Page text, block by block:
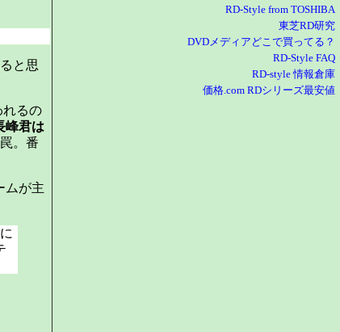
と思
れるの
峰君は
。番
ムが主
RD-Style from TOSHIBA
東芝RD研究
DVDメディアどこで買ってる？
RD-Style FAQ
RD-style 情報倉庫
価格.com RDシリーズ最安値